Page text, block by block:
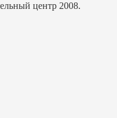
центр 2008.